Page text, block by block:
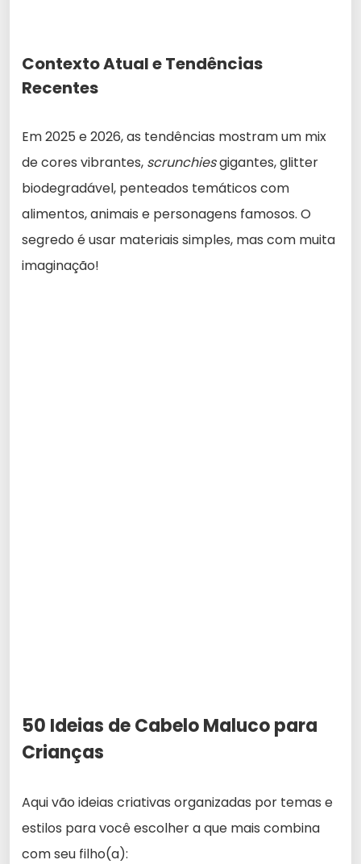
Contexto Atual e Tendências
Recentes
Em 2025 e 2026, as tendências mostram um mix
de cores vibrantes, scrunchiesgigantes, glitter
biodegradável, penteados temáticos com
alimentos, animais e personagens famosos. O
segredo é usar materiais simples, mas com muita
imaginação!
50 Ideias de Cabelo Maluco para
Crianças
Aqui vão ideias criativas organizadas por temas e
estilos para você escolher a que mais combina
com seu filho(a):